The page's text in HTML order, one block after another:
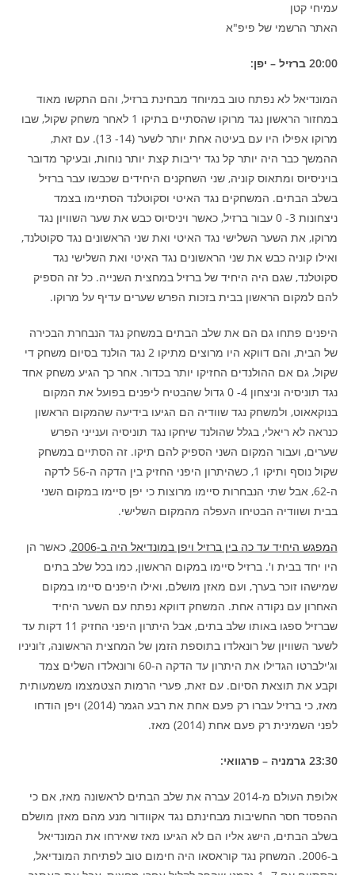
האתר הרשמי של פיפ"א
20:00 ברזיל – יפן:
המונדיאל לא נפתח טוב במיוחד מבחינת ברזיל, והם התקשו מאוד
במחזור הראשון נגד מרוקו שהסתיים בתיקו 1 לאחר משחק שקול, שבו
מרוקו אפילו היו עם בעיטה אחת יותר לשער (14- 13). עם זאת,
ההמשך כבר היה יותר קל נגד יריבות קצת יותר נוחות, ובעיקר מדובר
בויניסיוס ומתאוס קוניה, שני השחקנים היחידים שכבשו עבר ברזיל
בשלב הבתים. המשחקים נגד האיטי וסקוטלנד הסתיימו בצמד
ניצחונות 3- 0 עבור ברזיל, כאשר ויניסיוס כבש את שער השוויון נגד
מרוקו, את השער השלישי נגד האיטי ואת שני הראשונים נגד סקוטלנד,
ואילו קוניה כבש את שני הראשונים נגד האיטי ואת השלישי נגד
סקוטלנד, שגם היה היחיד של ברזיל במחצית השנייה. כל זה הספיק
להם למקום הראשון בבית בזכות הפרש שערים עדיף על מרוקו.
היפנים פתחו גם הם את שלב הבתים במשחק נגד הנבחרת הבכירה
של הבית, והם דווקא היו מרוצים מתיקו 2 נגד הולנד בסיום משחק די
שקול, גם אם ההולנדים החזיקו יותר בכדור. אחר כך הגיע משחק אחד
נגד תוניסיה וניצחון 4- 0 גדול שהבטיח ליפנים בפועל את המקום
בנוקאאוט, ולמשחק נגד שוודיה הם הגיעו בידיעה שהמקום הראשון
כנראה לא ריאלי, בגלל שהולנד שיחקו נגד תוניסיה וענייני הפרש
שערים, ועבור המקום השני הספיק להם תיקו. זה הסתיים במשחק
שקול נוסף ותיקו 1, כשהיתרון היפני החזיק בין הדקה ה-56 לדקה
ה-62, אבל שתי הנבחרות סיימו מרוצות כי יפן סיימו במקום השני
בבית ושוודיה הבטיחו העפלה מהמקום השלישי.
המפגש היחיד עד כה בין ברזיל ויפן במונדיאל היה ב-2006
, כאשר הן
היו יחד בבית ו'. ברזיל סיימו במקום הראשון, כמו בכל שלב בתים
שמישהו זוכר בערך, ועם מאזן מושלם, ואילו היפנים סיימו במקום
האחרון עם נקודה אחת. המשחק דווקא נפתח עם השער היחיד
שברזיל ספגו באותו שלב בתים, אבל היתרון היפני החזיק 11 דקות עד
לשער השוויון של רונאלדו בתוספת הזמן של המחצית הראשונה, ז'וניניו
וג'ילברטו הגדילו את היתרון עד הדקה ה-60 ורונאלדו השלים צמד
וקבע את תוצאת הסיום. עם זאת, פערי הרמות הצטמצמו משמעותית
מאז, כי ברזיל עברו רק פעם אחת את רבע הגמר (2014) ויפן הודחו
לפני השמינית רק פעם אחת (2014) מאז.
23:30 גרמניה – פרגוואי:
אלופת העולם מ-2014 עברה את שלב הבתים לראשונה מאז, אם כי
ההפסד חסר החשיבות מבחינתם נגד אקוודור מנע מהם מאזן מושלם
בשלב הבתים, הישג אליו הם לא הגיעו מאז שאירחו את המונדיאל
ב-2006. המשחק נגד קוראסאו היה חימום טוב לפתיחת המונדיאל,